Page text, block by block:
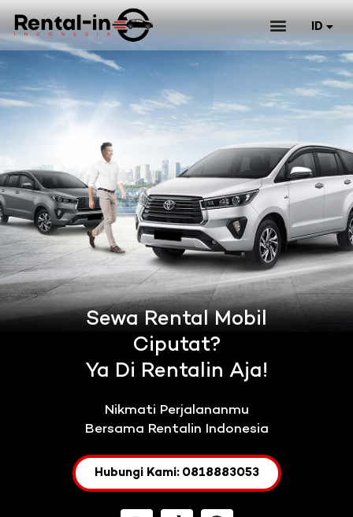
ID
EN
Sewa Rental Mobil
Ciputat?
Ya Di Rentalin Aja!
Nikmati Perjalananmu
Bersama Rentalin Indonesia
Hubungi Kami: 0818883053